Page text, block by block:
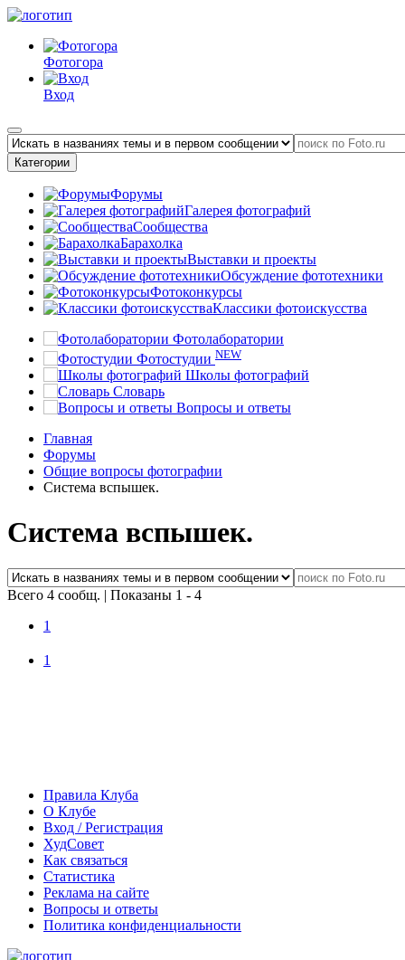
Фотогора
Вход
Категории
Форумы
Галерея фотографий
Сообщества
Барахолка
Выставки и проекты
Обсуждение фототехники
Фотоконкурсы
Классики фотоискусства
Фотолаборатории
Фотостудии NEW
Школы фотографий
Словарь
Вопросы и ответы
Главная
Форумы
Общие вопросы фотографии
Система вспышек.
Система вспышек.
Всего 4 сообщ. | Показаны 1 - 4
1
1
Правила Клуба
О Клубе
Вход / Регистрация
ХудСовет
Как связаться
Статистика
Реклама на сайте
Вопросы и ответы
Политика конфиденциальности